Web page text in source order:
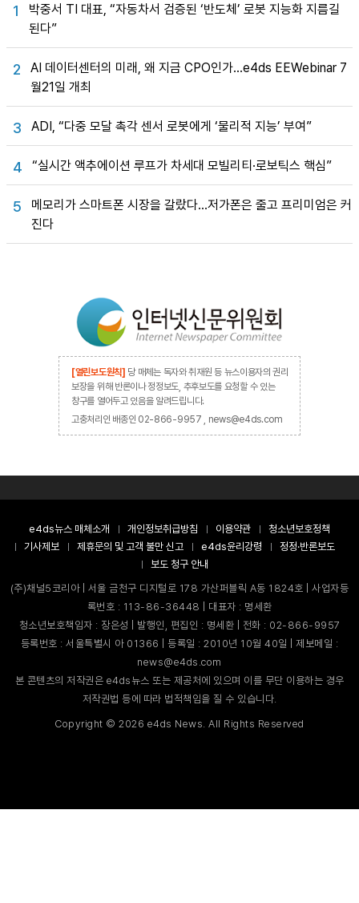
1
박중서 TI 대표, “자동차서 검증된 ‘반도체’ 로봇 지능화 지름길
된다”
2
AI 데이터센터의 미래, 왜 지금 CPO인가…e4ds EEWebinar 7
월21일 개최
3 ADI, “다중 모달 촉각 센서 로봇에게 ‘물리적 지능’ 부여”
4 “실시간 액추에이션 루프가 차세대 모빌리티·로보틱스 핵심”
5
메모리가 스마트폰 시장을 갈랐다…저가폰은 줄고 프리미엄은 커
진다
[열린보도원칙] 당 매체는 독자와 취재원 등 뉴스이용자의 권리
보장을 위해 반론이나 정정보도, 추후보도를 요청할 수 있는
창구를 열어두고 있음을 알려드립니다.
고충처리인 배종인 02-866-9957 , news@e4ds.com
e4ds뉴스 매체소개 개인정보취급방침 이용약관
청소년보호정책
기사제보
제휴문의 및 고객 불만 신고 e4ds윤리강령
정정·반론보도
보도 청구 안내
(주)채널5코리아 | 서울 금천구 디지털로 178 가산퍼블릭 A동 1824호 | 사업자등
록번호 : 113-86-36448 | 대표자 : 명세환
청소년보호책임자 : 장은성 | 발행인, 편집인 : 명세환 | 전화 : 02-866-9957
등록번호 : 서울특별시 아 01366 | 등록일 : 2010년 10월 40일 | 제보메일 :
news@e4ds.com
본 콘텐츠의 저작권은 e4ds뉴스 또는 제공처에 있으며 이를 무단 이용하는 경우
저작권법 등에 따라 법적책임을 질 수 있습니다.
Copyright ©2026 e4ds News. All Rights Reserved